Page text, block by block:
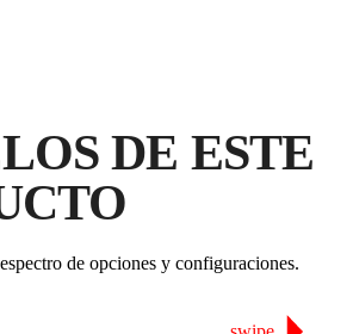
AL REGISTRAR ESTE PRODUCTO
CONSIGUEHASTA 30
GARANTÍA GRATUITA
DE ESTE
de opciones y configuraciones.